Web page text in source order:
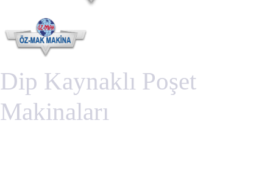
Dip Kaynaklı Poşet
Makinaları